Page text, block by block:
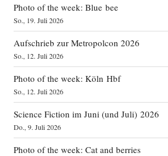
Photo of the week: Blue bee
So., 19. Juli 2026
Aufschrieb zur Metropolcon 2026
So., 12. Juli 2026
Photo of the week: Köln Hbf
So., 12. Juli 2026
Science Fiction im Juni (und Juli) 2026
Do., 9. Juli 2026
Photo of the week: Cat and berries